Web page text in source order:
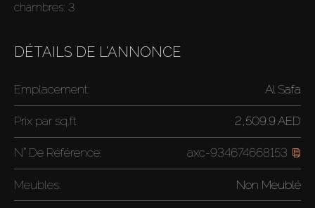
chambres: 3
DÉTAILS DE L'ANNONCE
Emplacement: Al Safa
Prix par sq.ft 2,509.9 AED
N° De Référence: axc-934674668153
Meubles: Non Meublé